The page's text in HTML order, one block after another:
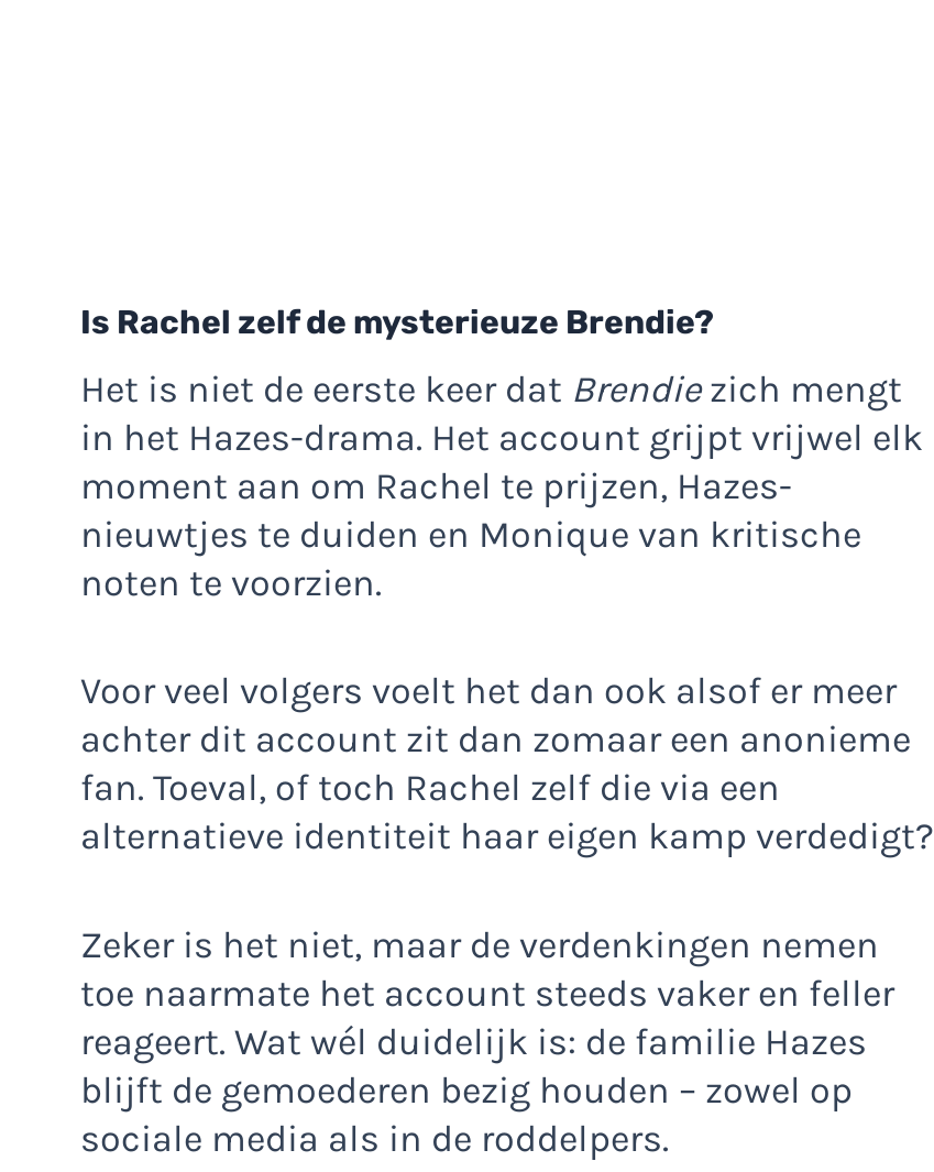
Is Rachel zelf de mysterieuze Brendie?
Het is niet de eerste keer dat Brendiezich mengt
in het Hazes-drama. Het account grijpt vrijwel elk
moment aan om Rachel te prijzen, Hazes-
nieuwtjes te duiden en Monique van kritische
noten te voorzien.
Voor veel volgers voelt het dan ook alsof er meer
achter dit account zit dan zomaar een anonieme
fan. Toeval, of toch Rachel zelf die via een
alternatieve identiteit haar eigen kamp verdedigt?
Zeker is het niet, maar de verdenkingen nemen
toe naarmate het account steeds vaker en feller
reageert. Wat wél duidelijk is: de familie Hazes
blijft de gemoederen bezig houden – zowel op
sociale media als in de roddelpers.